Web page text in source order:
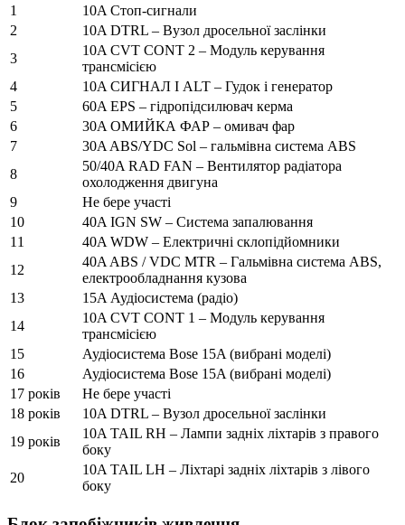
1
10A Стоп-сигнали
2
10A DTRL – Вузол дросельної заслінки
3
10A CVT CONT 2 – Модуль керування
трансмісією
4
10A СИГНАЛ І ALT – Гудок і генератор
5
60A EPS – гідропідсилювач керма
6
30A ОМИЙКА ФАР – омивач фар
7
30A ABS/YDC Sol – гальмівна система ABS
8
50/40A RAD FAN – Вентилятор радіатора
охолодження двигуна
9
Не бере участі
10
40A IGN SW – Система запалювання
11
40A WDW – Електричні склопідйомники
12
40A ABS / VDC MTR – Гальмівна система ABS,
електрообладнання кузова
13
15A Аудіосистема (радіо)
14
10A CVT CONT 1 – Модуль керування
трансмісією
15
Аудіосистема Bose 15A (вибрані моделі)
16
Аудіосистема Bose 15A (вибрані моделі)
17 років
Не бере участі
18 років
10A DTRL – Вузол дросельної заслінки
19 років
10A TAIL RH – Лампи задніх ліхтарів з правого
боку
20
10A TAIL LH – Ліхтарі задніх ліхтарів з лівого
боку